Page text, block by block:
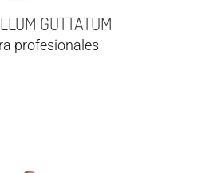
GUTTATUM
profesionales